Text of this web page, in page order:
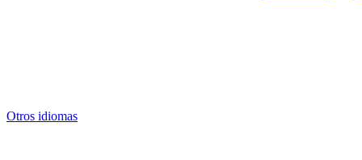
Otros idiomas